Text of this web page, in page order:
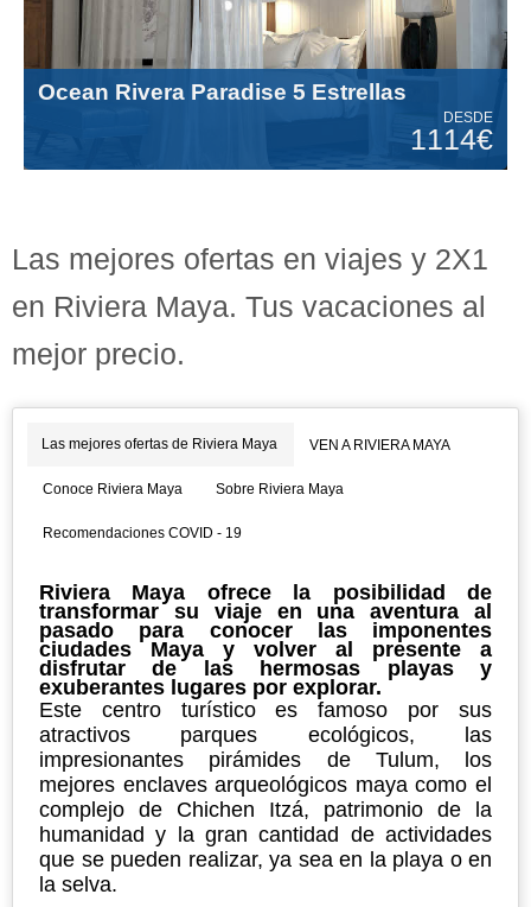
Ocean Rivera Paradise 5 Estrellas
DESDE
1114€
Las mejores ofertas en viajes y 2X1
en Riviera Maya. Tus vacaciones al
mejor precio.
Las mejores ofertas de Riviera Maya VEN A RIVIERA MAYA
Conoce Riviera Maya Sobre Riviera Maya
Recomendaciones COVID - 19
Riviera Maya ofrece la posibilidad de
transformar su viaje en una aventura al
pasado para conocer las imponentes
ciudades Maya y volver al presente a
disfrutar de las hermosas playas y
exuberantes lugares por explorar.
Este centro turístico es famoso por sus
atractivos parques ecológicos, las
impresionantes pirámides de Tulum, los
mejores enclaves arqueológicos maya como el
complejo de Chichen Itzá, patrimonio de la
humanidad y la gran cantidad de actividades
que se pueden realizar, ya sea en la playa o en
la selva.